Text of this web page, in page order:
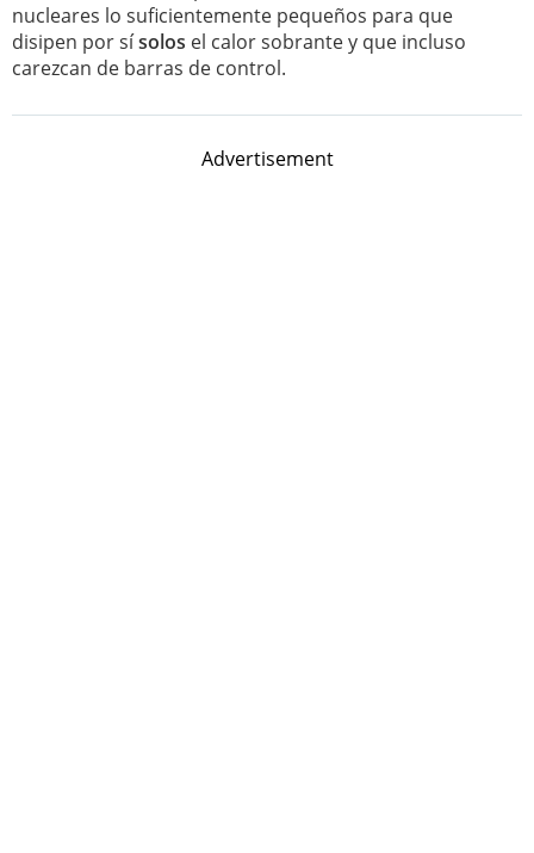
nucleares lo suficientemente pequeños para que
disipen por sísolos el calor sobrante y que incluso
carezcan de barras de control.
Advertisement